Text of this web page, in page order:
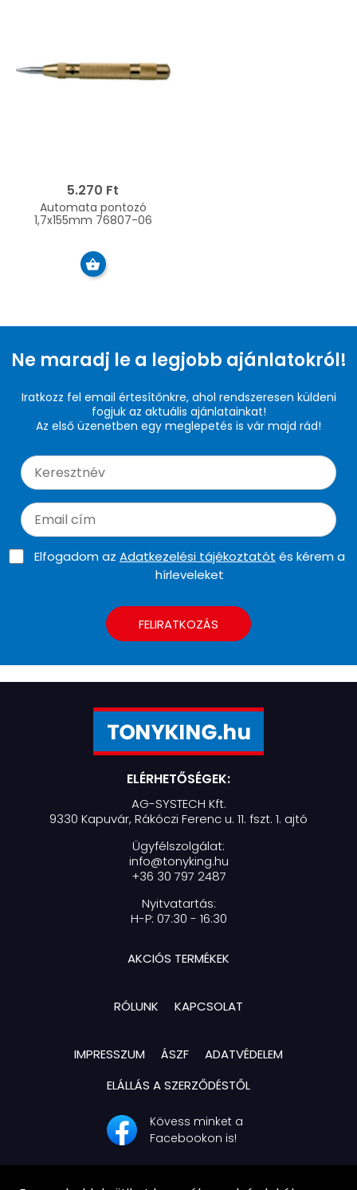
5.270 Ft
Automata pontozó
1,7x155mm 76807-06
Ne maradj le a legjobb ajánlatokról!
Iratkozz fel email értesítőnkre, ahol rendszeresen küldeni
fogjuk az aktuális ajánlatainkat!
Az első üzenetben egy meglepetés is vár majd rád!
Elfogadom az Adatkezelési tájékoztatót és kérem a
hírleveleket
FELIRATKOZÁS
ELÉRHETŐSÉGEK:
AG-SYSTECH Kft.
9330 Kapuvár, Rákóczi Ferenc u. 11. fszt. 1. ajtó
Ügyfélszolgálat:
info@tonyking.hu
+36 30 797 2487
Nyitvatartás:
H-P: 07:30 - 16:30
AKCIÓS TERMÉKEK
RÓLUNK KAPCSOLAT
IMPRESSZUM ÁSZF
ADATVÉDELEM
ELÁLLÁS A SZERZŐDÉSTŐL
Kövess minket a
Facebookon is!